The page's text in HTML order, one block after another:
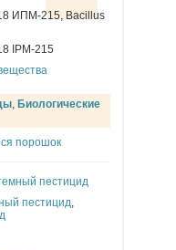
ИПМ-215, Bacillus
IPM-215
, Биологические
порошок
пестицид
пестицид,